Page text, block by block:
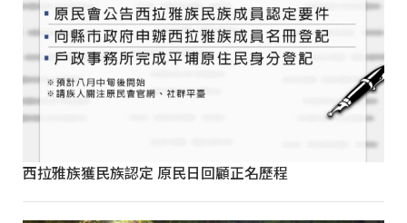
西拉雅族獲民族認定 原民日回顧正名歷程